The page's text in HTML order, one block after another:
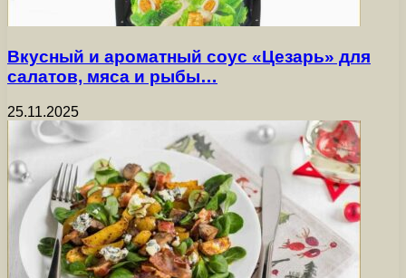
Вкусный и ароматный соус «Цезарь» для
салатов, мяса и рыбы…
25.11.2025